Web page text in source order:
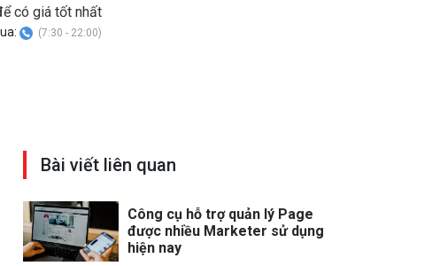
có giá tốt nhất
(7:30 - 22:00)
Bài viết liên quan
Công cụ hỗ trợ quản lý Page
được nhiều Marketer sử dụng
hiện nay